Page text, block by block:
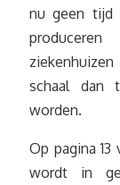
nu geen tijd
schaal dan
worden.
Op pagina
wordt in